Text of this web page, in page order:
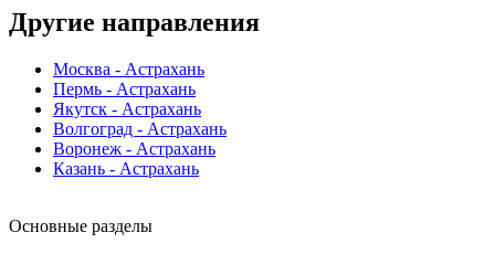
Другие направления
Москва - Астрахань
Пермь - Астрахань
Якутск - Астрахань
Волгоград - Астрахань
Воронеж - Астрахань
Казань - Астрахань
Основные разделы